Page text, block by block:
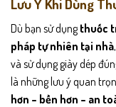
Lưu Ý Khi Dùng
Dù bạn sử dụngthuốc
pháp tự nhiên tại nhà
và sử dụng giày dép
là những lưu ý quan
hơn – bền hơn – an